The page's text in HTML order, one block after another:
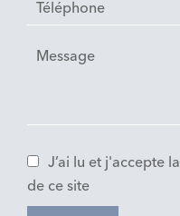
J’ai lu et j'accepte la
de ce site